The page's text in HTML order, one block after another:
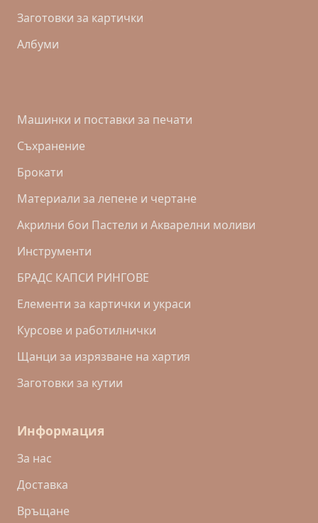
Заготовки за картички
Албуми
Машинки и поставки за печати
Съхранение
Брокати
Материали за лепене и чертане
Акрилни бои Пастели и Акварелни моливи
Инструменти
БРАДС КАПСИ РИНГОВЕ
Eлементи за картички и украси
Курсове и работилнички
Щанци за изрязване на хартия
Заготовки за кутии
Информация
За нас
Доставка
Връщане